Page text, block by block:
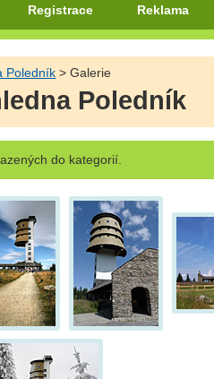
Registrace Reklama
Poledník > Galerie
Poledník
do kategorií.